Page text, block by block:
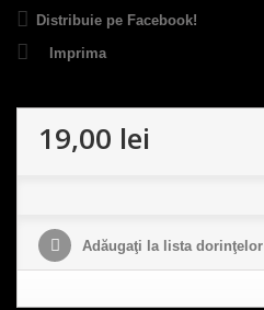
Distribuie pe Facebook!
Imprima
19,00 lei
Adăugaţi la lista dorinţelor